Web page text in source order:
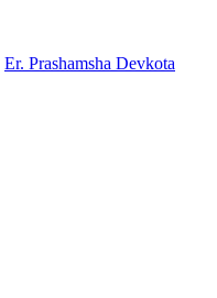
Er. Prashamsha Devkota